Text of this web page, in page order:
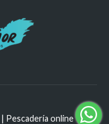
Pescadería online